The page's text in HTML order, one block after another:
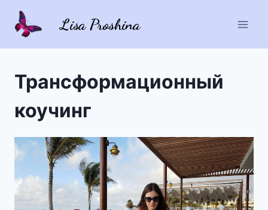
Перейти
содержимому
Lisa Proshina
Трансформационный
коучинг